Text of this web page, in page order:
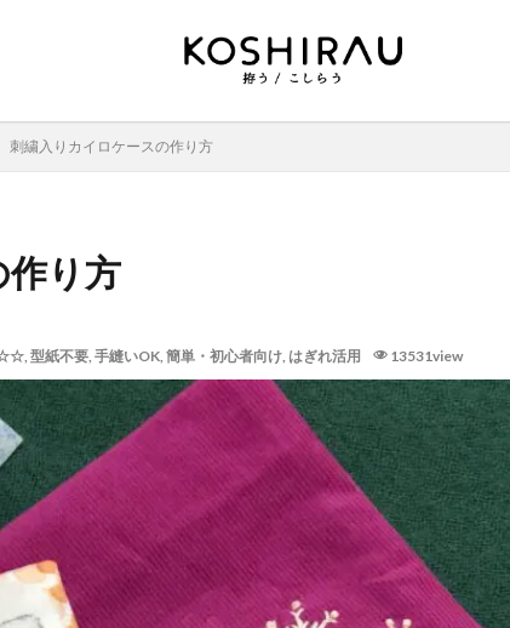
刺繍入りカイロケースの作り方
作り方
, 型紙不要, 手縫いOK, 簡単・初心者向け, はぎれ活用 13531view